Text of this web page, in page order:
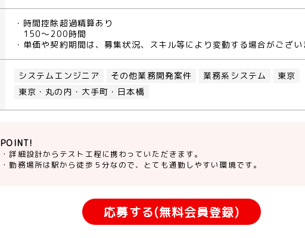
・時間控除超過精算あり
150～200時間
・単価や契約期間は、募集状況、スキル等により変動する場合がござ
システムエンジニア その他業務開発案件 業務系システム
東京
東京・丸の内・大手町・日本橋
POINT!
・詳細設計からテスト工程に携わっていただきます。
・勤務場所は駅から徒歩５分なので、とても通勤しやすい環境です。
応募する(無料会員登録)